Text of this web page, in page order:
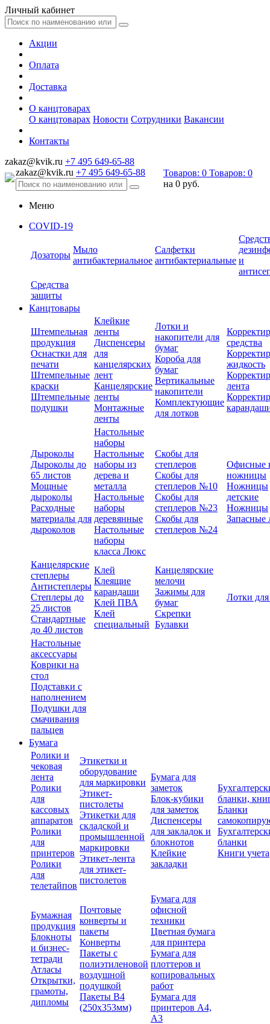
Личный кабинет
Акции
Оплата
Доставка
О канцтоварах
О канцтоварах Новости Сотрудники Вакансии
Контакты
zakaz@kvik.ru +7 495 649-65-88
zakaz@kvik.ru +7 495 649-65-88 Товаров: 0 Товаров: 0
на 0 руб.
Меню
COVID-19
Дозаторы
Мыло
антибактериальное
Салфетки
антибактериальные и
Средства
защиты
Канцтовары
Штемпельная
продукция
Оснастки для
печати
Штемпельные
краски
Штемпельные
подушки
Клейкие
ленты
Диспенсеры
для
канцелярских
лент
Канцелярские
ленты
Монтажные
ленты
Лотки и
накопители для
бумаг
Короба для
бумаг
Вертикальные
накопители
Комплектующие
для лотков
средства
жидкость
лента
Дыроколы
Дыроколы до
65 листов
Мощные
дыроколы
Расходные
материалы для
дыроколов
Настольные
наборы
Настольные
наборы из
дерева и
металла
Настольные
наборы
деревянные
Настольные
наборы
класса Люкс
Скобы для
степлеров
Скобы для
степлеров №10
Скобы для
степлеров №23
Скобы для
степлеров №24
Офисные
ножницы
Ножницы
детские
Ножницы
Запасные
Канцелярские
степлеры
Антистеплеры
Степлеры до
25 листов
Стандартные
до 40 листов
Клей
Клеящие
карандаши
Клей ПВА
Клей
специальный
Канцелярские
мелочи
Зажимы для
бумаг
Скрепки
Булавки
Лотки
Настольные
аксессуары
Коврики на
стол
Подставки с
наполнением
Подушки для
смачивания
пальцев
Бумага
Ролики и
чековая
лента
Ролики
для
кассовых
аппаратов
Ролики
для
принтеров
Ролики
для
телетайпов
Этикетки и
оборудование
для маркировки
Этикет-
пистолеты
Этикетки для
складской и
промышленной
маркировки
Этикет-лента
для этикет-
пистолетов
Бумага для
заметок
Блок-кубики
для заметок
Диспенсеры
для закладок и
блокнотов
Клейкие
закладки
бланки,
Бланки
бланки
Книги учета
Бумажная
продукция
Блокноты
и бизнес-
тетради
Атласы
Открытки,
грамоты,
дипломы
Почтовые
конверты и
пакеты
Конверты
Пакеты с
полиэтиленовой
воздушной
подушкой
Пакеты В4
(250х353мм)
Бумага для
офисной
техники
Цветная бумага
для принтера
Бумага для
плоттеров и
копировальных
работ
Бумага для
принтеров А4,
А3